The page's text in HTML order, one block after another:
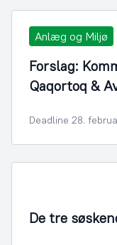
Anlæg og Miljø
Forslag:
Qaqortoq &
Deadline 28.
De tre